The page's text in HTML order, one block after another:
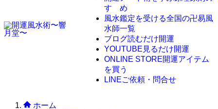
すゝめ
風水鑑定を受ける全国の卍易風
水師一覧
ブログ読むだけ開運
YOUTUBE 見るだけ開運
ONLINE STORE開運アイテム
を買う
LINEご依頼・問合せ
ホーム